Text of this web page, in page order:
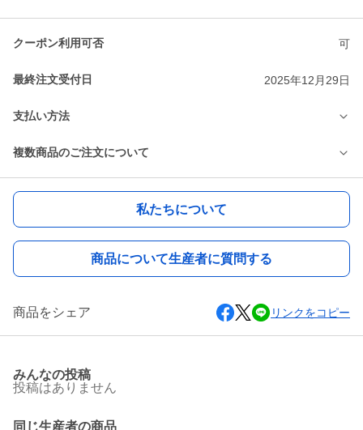
クーポン利用可否 可
最終注文受付日 2025年12月29日
支払い方法
複数商品のご注文について
私たちについて
商品について生産者に質問する
商品をシェア リンクをコピー
みんなの投稿
投稿はありません
同じ生産者の商品